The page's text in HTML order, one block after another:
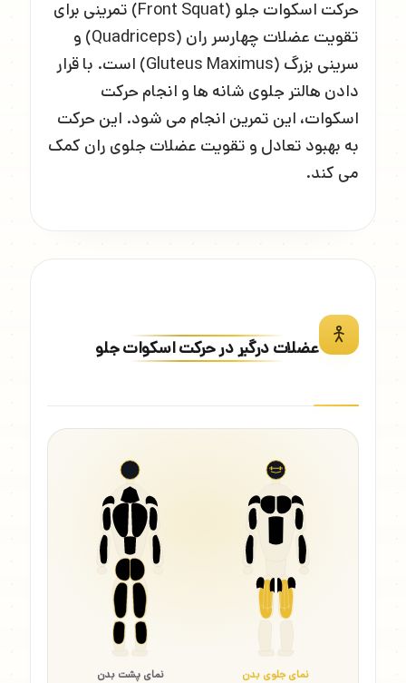
حرکت اسکوات جلو (Front Squat) تمرینی برای
تقویت عضلات چهارسر ران (Quadriceps) و
سرینی بزرگ (Gluteus Maximus) است. با قرار
دادن هالتر جلوی شانه ها و انجام حرکت
اسکوات، این تمرین انجام می شود. این حرکت
به بهبود تعادل و تقویت عضلات جلوی ران کمک
می کند.
عضلات درگیر در حرکت اسکوات جلو
نمای جلوی بدن نمای پشت بدن